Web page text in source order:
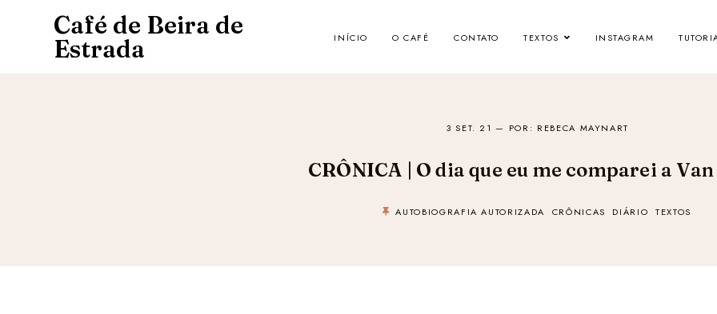
Café de Beira de
Estrada
INÍCIO O CAFÉ CONTATO TEXTOS INSTAGRAM
3 SET. 21 — POR: REBECA MAYNART
CRÔNICA | O dia que eu me comparei a
AUTOBIOGRAFIA AUTORIZADA CRÔNICAS DIÁRIO TEXTOS